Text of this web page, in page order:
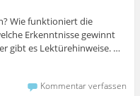
Wie funktioniert die
Erkenntnisse gewinnt
gibt es Lektürehinweise. …
Kommentar verfassen